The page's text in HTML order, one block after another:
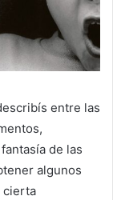
entre las
de las
algunos
cierta